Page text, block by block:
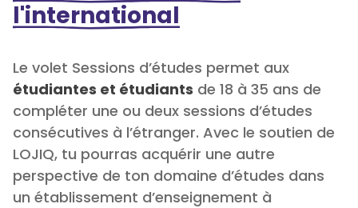
l'international
Le volet Sessions d’études permet aux
étudiantes et étudiants de 18 à 35 ans de
compléter une ou deux sessions d’études
consécutives à l’étranger. Avec le soutien de
LOJIQ, tu pourras acquérir une autre
perspective de ton domaine d’études dans
un établissement d’enseignement à